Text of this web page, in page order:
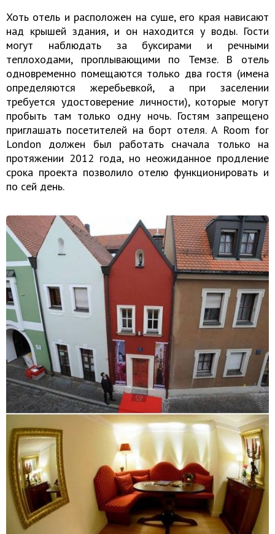
Хоть отель и расположен на суше, его края нависают
над крышей здания, и он находится у воды. Гости
могут наблюдать за буксирами и речными
теплоходами, проплывающими по Темзе. В отель
одновременно помещаются только два гостя (имена
определяются жеребьевкой, а при заселении
требуется удостоверение личности), которые могут
пробыть там только одну ночь. Гостям запрещено
приглашать посетителей на борт отеля. A Room for
London должен был работать сначала только на
протяжении 2012 года, но неожиданное продление
срока проекта позволило отелю функционировать и
по сей день.